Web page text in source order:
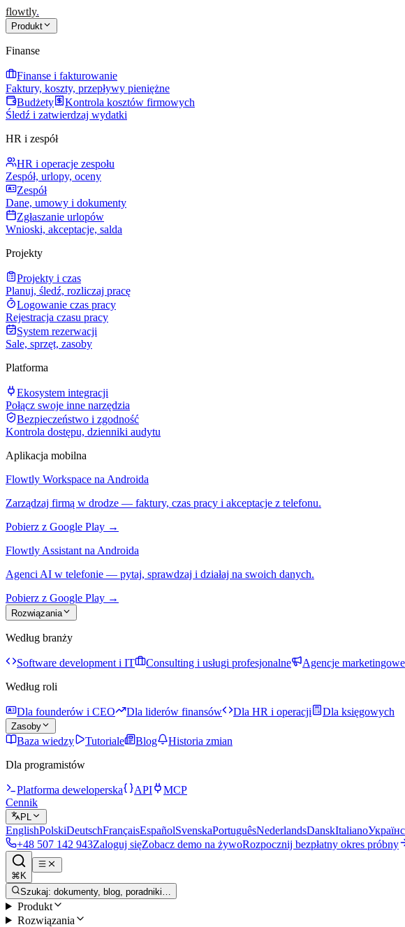
flowtly.
Produkt
Finanse
Finanse i fakturowanie
Faktury, koszty, przepływy pieniężne
Budżety
Kontrola kosztów firmowych
Śledź i zatwierdzaj wydatki
HR i zespół
HR i operacje zespołu
Zespół, urlopy, oceny
Zespół
Dane, umowy i dokumenty
Zgłaszanie urlopów
Wnioski, akceptacje, salda
Projekty
Projekty i czas
Planuj, śledź, rozliczaj pracę
Logowanie czas pracy
Rejestracja czasu pracy
System rezerwacji
Sale, sprzęt, zasoby
Platforma
Ekosystem integracji
Połącz swoje inne narzędzia
Bezpieczeństwo i zgodność
Kontrola dostępu, dzienniki audytu
Aplikacja mobilna
Flowtly Workspace na Androida
Zarządzaj firmą w drodze — faktury, czas pracy i akceptacje z telefonu.
Pobierz z Google Play →
Flowtly Assistant na Androida
Agenci AI w telefonie — pytaj, sprawdzaj i działaj na swoich danych.
Pobierz z Google Play →
Rozwiązania
Według branży
Software development i IT Consulting i usługi profesjonalne Agencje
Według roli
Dla founderów i CEO Dla liderów finansów Dla HR i operacji Dla księgowych
Zasoby
Baza wiedzy Tutoriale Blog
Historia zmian
Dla programistów
Platforma deweloperska API
MCP
Cennik
PL
EnglishPolskiDeutschFrançaisEspañolSvenskaPortuguêsNederlandsDanskItaliano
+48 507 142 943Zaloguj sięZobacz demo na żywoRozpocznij bezpłatny okres próbny
⌘K
Szukaj: dokumenty, blog, poradniki…
Produkt
Rozwiązania